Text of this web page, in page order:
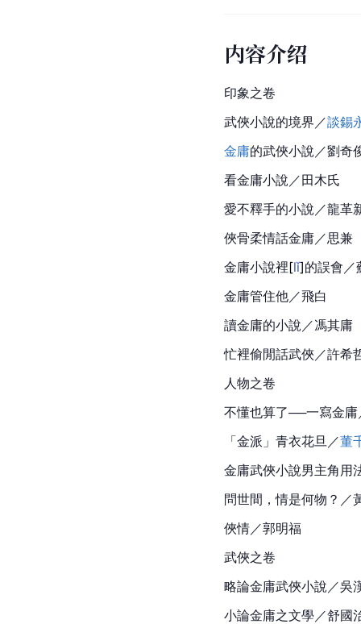
内容介绍
印象之卷
武俠小說的境界／談錫
金庸的武俠小說／劉奇
看金庸小說／田木氏
愛不釋手的小說／龍革
俠骨柔情話金庸／思兼
金庸小說裡[lǐ]的誤會／
金庸管住他／飛白
讀金庸的小說／馮其庸
忙裡偷閒話武俠／許希
人物之卷
不懂也算了──一寫金庸
「金派」青衣花旦／董
金庸武俠小說男主角用
問世間，情是何物？／
俠情／郭明福
武俠之卷
略論金庸武俠小說／吳
小論金庸之文學／舒國